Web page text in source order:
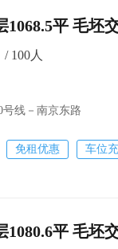
1068.5平 毛坯
100人
号线－南京东路
免租优惠 车位
1080.6平 毛坯